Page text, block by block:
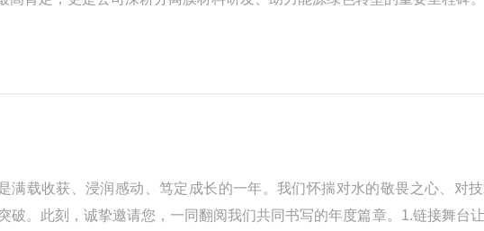
载收获、浸润感动、笃定成长的一年。我们怀揣对水的敬畏之心、对
。此刻，诚挚邀请您，一同翻阅我们共同书写的年度篇章。1.链接舞台